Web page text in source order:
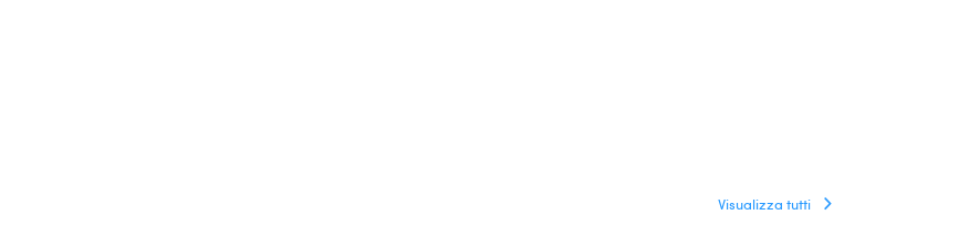
Visualizza tutti